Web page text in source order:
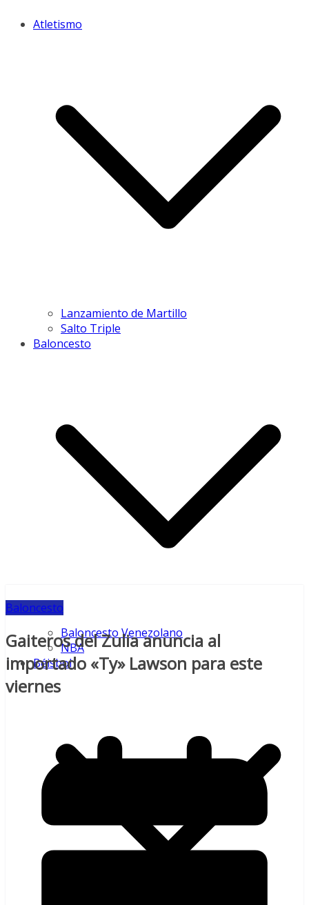
Atletismo
Lanzamiento de Martillo
Salto Triple
Baloncesto
Baloncesto Venezolano
NBA
Béisbol
Baloncesto
Gaiteros del Zulia anuncia al
importado «Ty» Lawson para este
viernes